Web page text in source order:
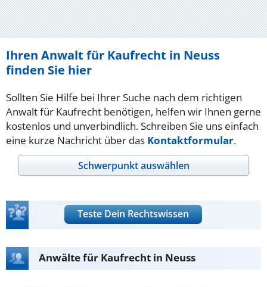
Ihren Anwalt für Kaufrecht in Neuss
finden Sie hier
Sollten Sie Hilfe bei Ihrer Suche nach dem richtigen
Anwalt für Kaufrecht benötigen, helfen wir Ihnen gerne
kostenlos und unverbindlich. Schreiben Sie uns einfach
eine kurze Nachricht über das Kontaktformular.
Schwerpunkt auswählen
Teste Dein Rechtswissen
Anwälte für Kaufrecht in Neuss